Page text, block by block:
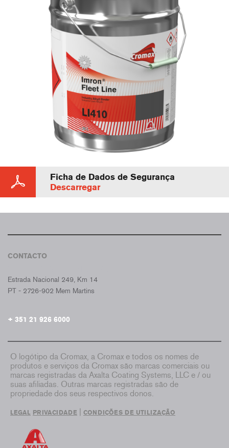
Ficha de Dados de Segurança
Descarregar
CONTACTO
Estrada Nacional 249, Km 14
PT - 2726-902 Mem Martins
+ 351 21 926 6000
O logótipo da Cromax, a Cromax e todos os nomes de
produtos e serviços da Cromax são marcas comerciais ou
marcas registradas da Axalta Coating Systems, LLC e / ou
suas afiliadas. Outras marcas registradas são de
propriedade dos seus respectivos donos.
LEGAL PRIVACIDADE CONDIÇÕES DE UTILIZAÇÃO